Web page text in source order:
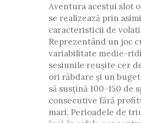
Aventura acestui slot
se realizează prin
caracteristicii de
Reprezentând un joc
variabilitate medie-
sesiunile reușite cer
ori răbdare și un
să susțină 100-150 de
consecutive fără
mari. Perioadele de